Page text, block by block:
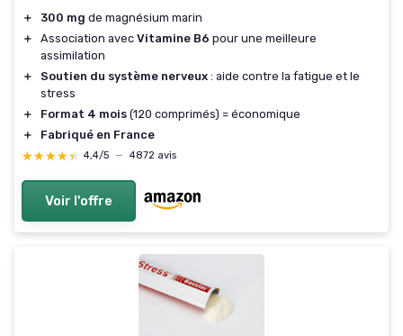
＋ 300 mg de magnésium marin
＋
Association avec Vitamine B6 pour une meilleure
assimilation
＋
Soutien du système nerveux : aide contre la fatigue et le
stress
＋
Format 4 mois (120 comprimés) = économique
＋
Fabriqué en France
★★★★★
★★★★★ 4,4/5 — 4872 avis
Voir l'offre